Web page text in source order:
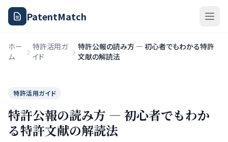
PatentMatch
ホー
ム
特許活用ガ
イド
特許公報の読み方 — 初心者でもわかる特許
文献の解読法
特許活用ガイド
特許公報の読み方 — 初心者でもわか
る特許文献の解読法